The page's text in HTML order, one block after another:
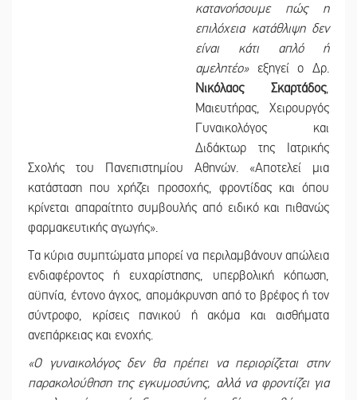
κατανοήσουμε πώς η
επιλόχεια κατάθλιψη δεν
είναι κάτι απλό ή
αμελητέο» εξηγεί ο Δρ.
Νικόλαος Σκαρτάδος,
Μαιευτήρας, Χειρουργός
Γυναικολόγος και
Διδάκτωρ της Ιατρικής
Σχολής του Πανεπιστημίου Αθηνών. «Αποτελεί μια
κατάσταση που χρήζει προσοχής, φροντίδας και όπου
κρίνεται απαραίτητο συμβουλής από ειδικό και πιθανώς
φαρμακευτικής αγωγής».
Τα κύρια συμπτώματα μπορεί να περιλαμβάνουν απώλεια
ενδιαφέροντος ή ευχαρίστησης, υπερβολική κόπωση,
αϋπνία, έντονο άγχος, απομάκρυνση από το βρέφος ή τον
σύντροφο, κρίσεις πανικού ή ακόμα και αισθήματα
ανεπάρκειας και ενοχής.
«Ο γυναικολόγος δεν θα πρέπει να περιορίζεται στην
παρακολούθηση της εγκυμοσύνης, αλλά να φροντίζει για